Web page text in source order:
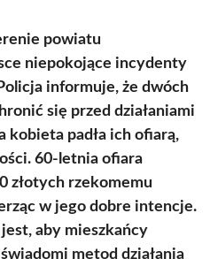
powiatu
niepokojące incydenty
informuje, że dwóch
się przed działaniami
kobieta padła ich ofiarą,
60-letnia ofiara
złotych rzekomemu
w jego dobre intencje.
aby mieszkańcy
metod działania